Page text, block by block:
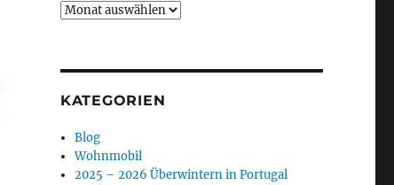
Archiv
KATEGORIEN
Blog
Wohnmobil
2025 – 2026 Überwintern in Portugal